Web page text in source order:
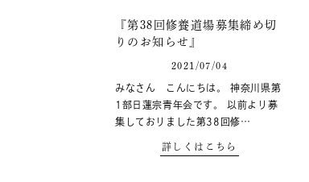
『第38回修養道場募集締め切
りのお知らせ』
2021/07/04
みなさん こんにちは。 神奈川県第
1部日蓮宗青年会です。 以前より募
集しておりました第38回修…
詳しくはこちら